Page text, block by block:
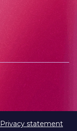
Privacy statement